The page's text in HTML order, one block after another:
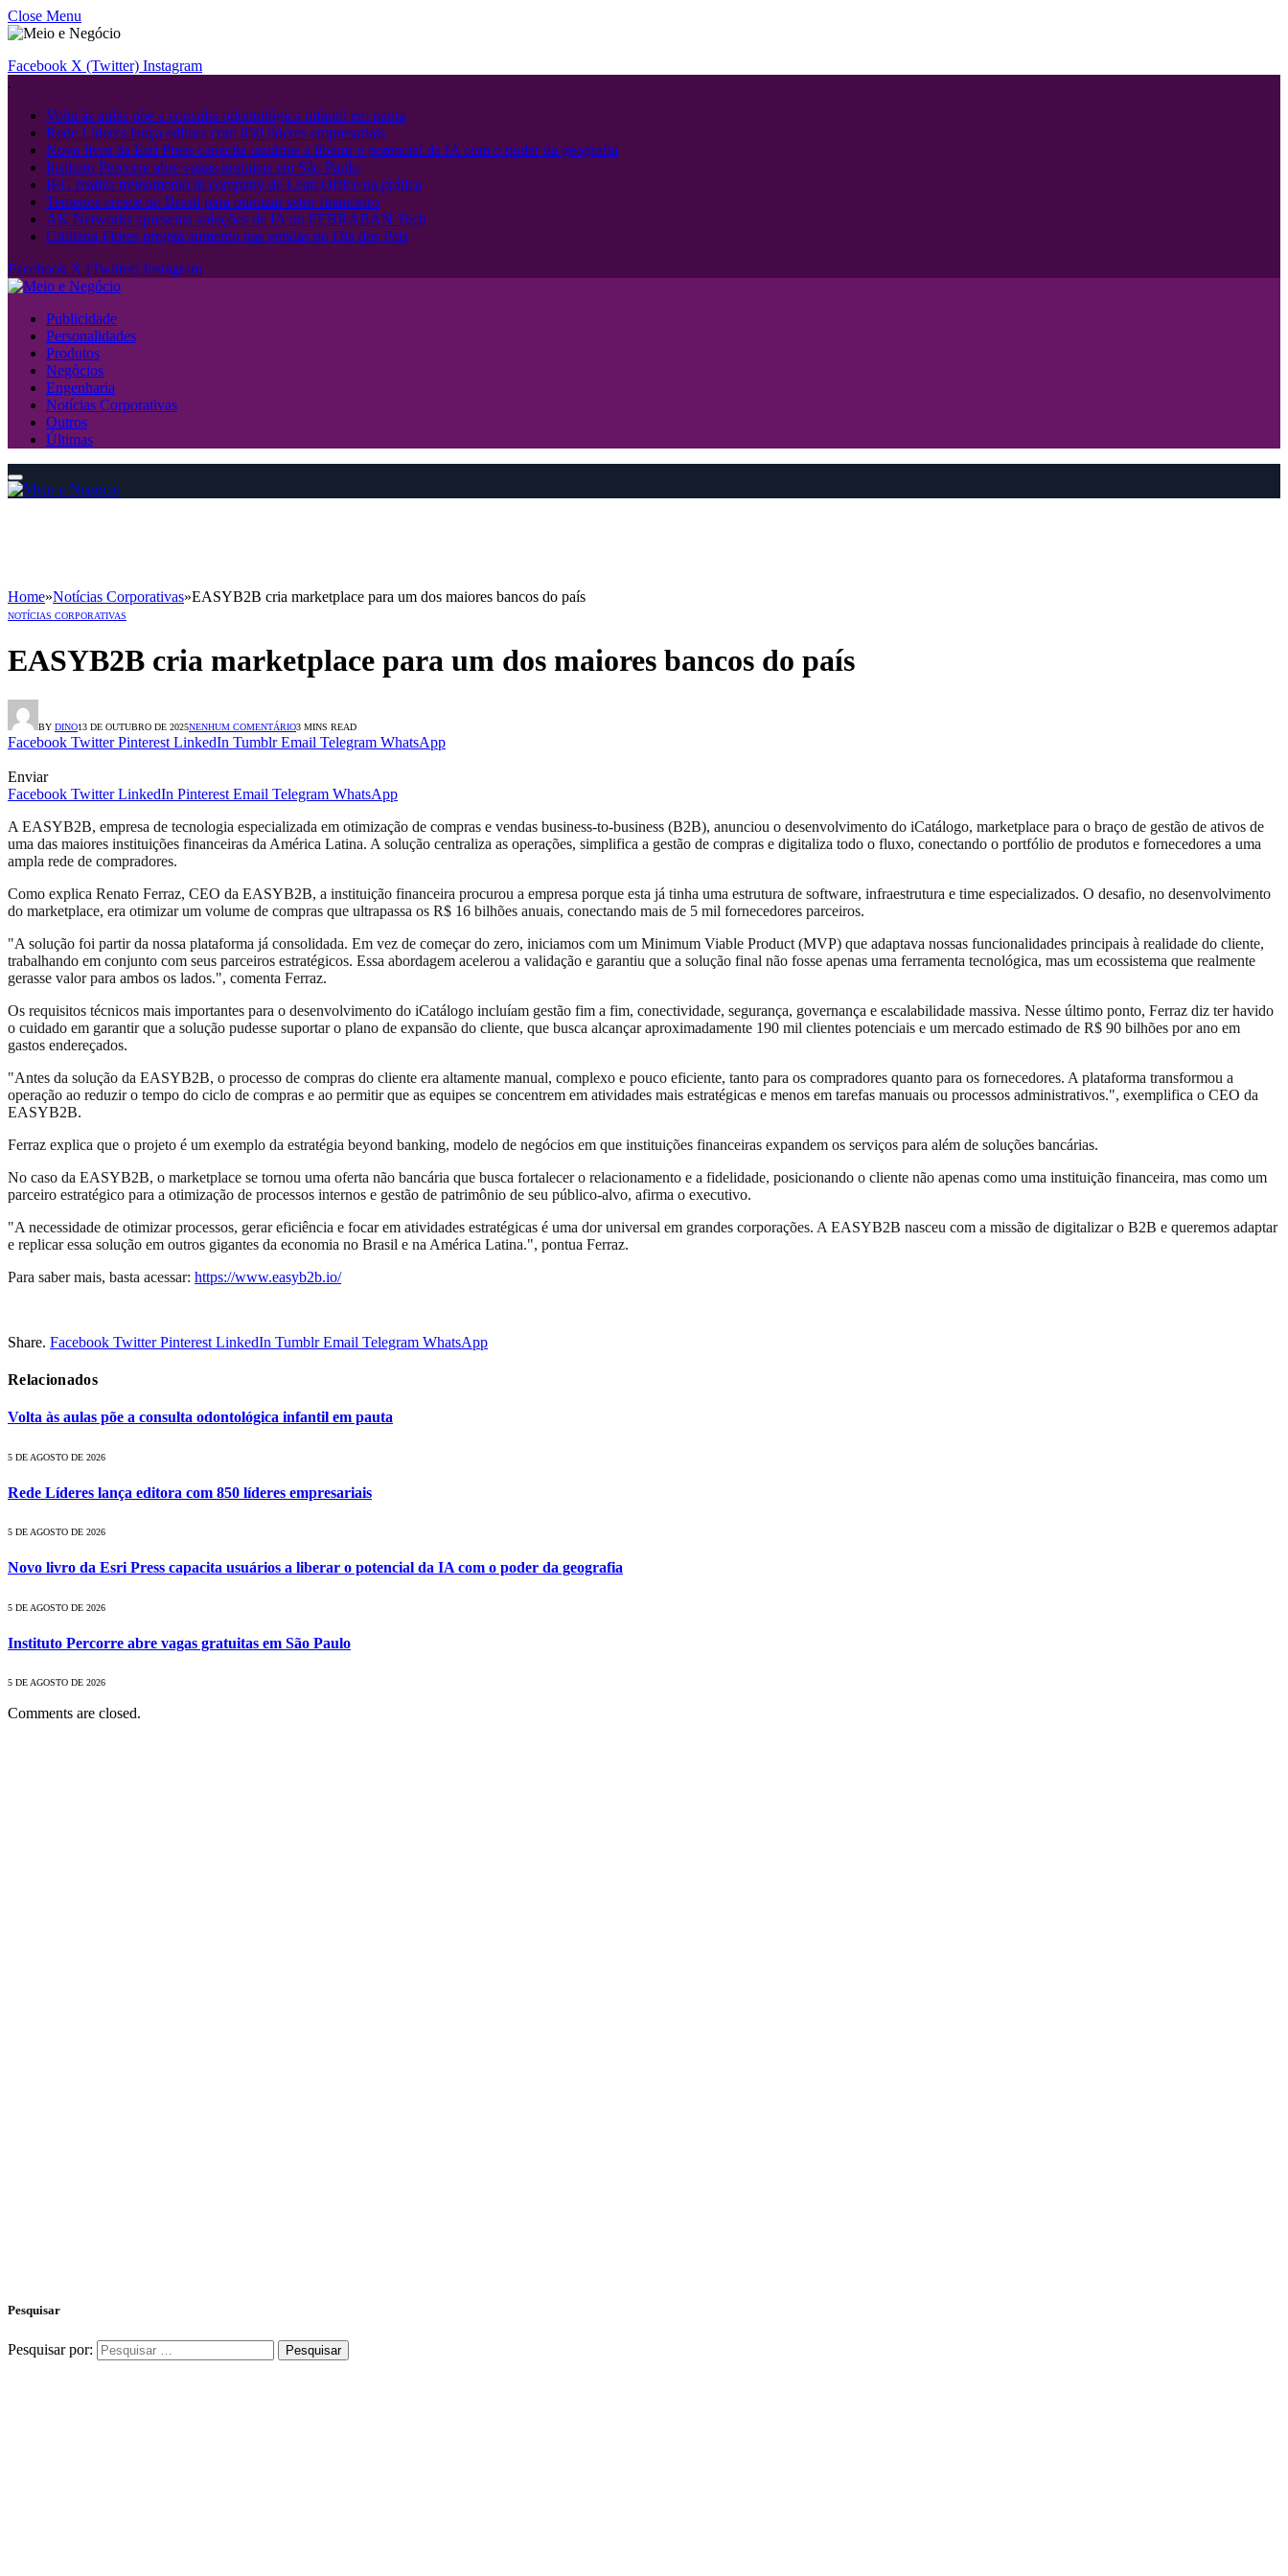
Close Menu
Facebook X (Twitter) Instagram
.
Volta às aulas põe a consulta odontológica infantil em pauta
Rede Líderes lança editora com 850 líderes empresariais
Novo livro da Esri Press capacita usuários a liberar o potencial da IA ​​com o poder da geografia
Instituto Percorre abre vagas gratuitas em São Paulo
IEG realiza treinamento in company de Lean Office na prática
Temenos cresce no Brasil para otimizar setor financeiro
AK Networks apresenta soluções de IA no FEBRABAN Tech
Giuliana Flores projeta aumento nas vendas no Dia dos Pais
Facebook X (Twitter) Instagram
Publicidade
Personalidades
Produtos
Negócios
Engenharia
Notícias Corporativas
Outros
Últimas
Home»Notícias Corporativas»EASYB2B cria marketplace para um dos maiores bancos do país
NOTÍCIAS CORPORATIVAS
EASYB2B cria marketplace para um dos maiores bancos do país
BY DINO13 DE OUTUBRO DE 2025NENHUM COMENTÁRIO3 MINS READ
Facebook Twitter Pinterest LinkedIn Tumblr Email Telegram WhatsApp
Enviar
Facebook Twitter LinkedIn Pinterest Email Telegram WhatsApp
A EASYB2B, empresa de tecnologia especializada em otimização de compras e vendas business-to-business (B2B), anunciou o desenvolvimento do iCatálogo, marketplace para o braço de gestão de ativos de
uma das maiores instituições financeiras da América Latina. A solução centraliza as operações, simplifica a gestão de compras e digitaliza todo o fluxo, conectando o portfólio de produtos e fornecedores a uma
ampla rede de compradores.
Como explica Renato Ferraz, CEO da EASYB2B, a instituição financeira procurou a empresa porque esta já tinha uma estrutura de software, infraestrutura e time especializados. O desafio, no desenvolvimento
do marketplace, era otimizar um volume de compras que ultrapassa os R$ 16 bilhões anuais, conectando mais de 5 mil fornecedores parceiros.
"A solução foi partir da nossa plataforma já consolidada. Em vez de começar do zero, iniciamos com um Minimum Viable Product (MVP) que adaptava nossas funcionalidades principais à realidade do cliente,
trabalhando em conjunto com seus parceiros estratégicos. Essa abordagem acelerou a validação e garantiu que a solução final não fosse apenas uma ferramenta tecnológica, mas um ecossistema que realmente
gerasse valor para ambos os lados.", comenta Ferraz.
Os requisitos técnicos mais importantes para o desenvolvimento do iCatálogo incluíam gestão fim a fim, conectividade, segurança, governança e escalabilidade massiva. Nesse último ponto, Ferraz diz ter havido
o cuidado em garantir que a solução pudesse suportar o plano de expansão do cliente, que busca alcançar aproximadamente 190 mil clientes potenciais e um mercado estimado de R$ 90 bilhões por ano em
gastos endereçados.
"Antes da solução da EASYB2B, o processo de compras do cliente era altamente manual, complexo e pouco eficiente, tanto para os compradores quanto para os fornecedores. A plataforma transformou a
operação ao reduzir o tempo do ciclo de compras e ao permitir que as equipes se concentrem em atividades mais estratégicas e menos em tarefas manuais ou processos administrativos.", exemplifica o CEO da
EASYB2B.
Ferraz explica que o projeto é um exemplo da estratégia beyond banking, modelo de negócios em que instituições financeiras expandem os serviços para além de soluções bancárias.
No caso da EASYB2B, o marketplace se tornou uma oferta não bancária que busca fortalecer o relacionamento e a fidelidade, posicionando o cliente não apenas como uma instituição financeira, mas como um
parceiro estratégico para a otimização de processos internos e gestão de patrimônio de seu público-alvo, afirma o executivo.
"A necessidade de otimizar processos, gerar eficiência e focar em atividades estratégicas é uma dor universal em grandes corporações. A EASYB2B nasceu com a missão de digitalizar o B2B e queremos adaptar
e replicar essa solução em outros gigantes da economia no Brasil e na América Latina.", pontua Ferraz.
Para saber mais, basta acessar: https://www.easyb2b.io/
Share. Facebook Twitter Pinterest LinkedIn Tumblr Email Telegram WhatsApp
Relacionados
Volta às aulas põe a consulta odontológica infantil em pauta
5 DE AGOSTO DE 2026
Rede Líderes lança editora com 850 líderes empresariais
5 DE AGOSTO DE 2026
Novo livro da Esri Press capacita usuários a liberar o potencial da IA ​​com o poder da geografia
5 DE AGOSTO DE 2026
Instituto Percorre abre vagas gratuitas em São Paulo
5 DE AGOSTO DE 2026
Comments are closed.
Pesquisar
Pesquisar por: